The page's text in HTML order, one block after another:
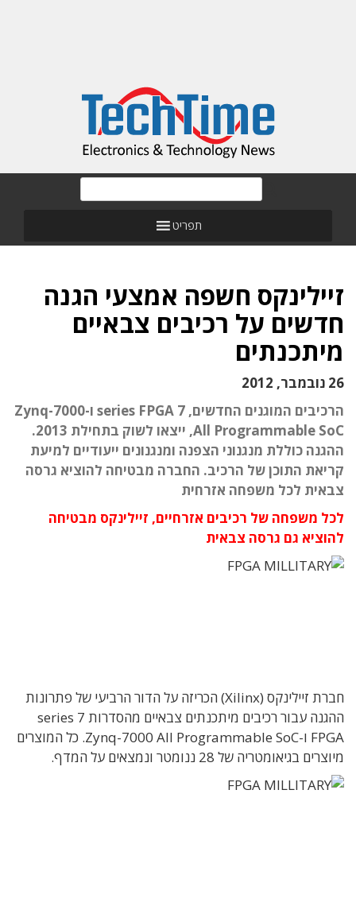
תפריט
זיילינקס חשפה אמצעי הגנה
חדשים על רכיבים צבאיים
מיתכנתים
26 נובמבר, 2012
הרכיבים המוגנים החדשים, 7 series FPGA ו-Zynq-7000
All Programmable SoC, ייצאו לשוק בתחילת 2013.
ההגנה כוללת מנגנוני הצפנה ומנגנונים ייעודיים למיעת
קריאת התוכן של הרכיב. החברה מבטיחה להוציא גרסה
צבאית לכל משפחה אזרחית
לכל משפחה של רכיבים אזרחיים, זיילינקס מבטיחה
להוציא גם גרסה צבאית
חברת זיילינקס (Xilinx) הכריזה על הדור הרביעי של פתרונות
ההגנה עבור רכיבים מיתכנתים צבאיים מהסדרות 7 series
FPGA ו-Zynq-7000 All Programmable SoC. כל המוצרים
מיוצרים בגיאומטריה של 28 ננומטר ונמצאים על המדף.